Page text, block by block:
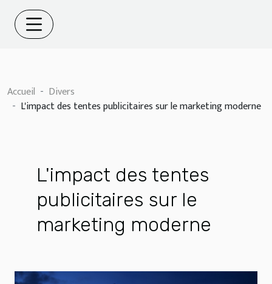
Accueil
Divers
L'impact des tentes publicitaires sur le marketing moderne
L'impact des tentes
publicitaires sur le
marketing moderne